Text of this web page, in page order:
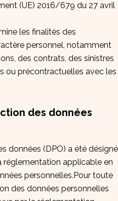
(UE) 2016/679 du 27 avril
les finalités des
personnel, notamment
des contrats, des sinistres
ou précontractuelles avec les
des données
données (DPO) a été désigné
réglementation applicable en
personnelles.Pour toute
des données personnelles